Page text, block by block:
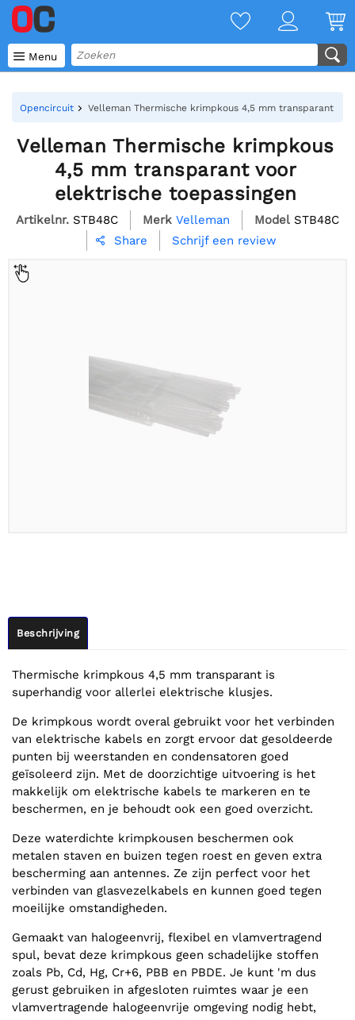
 Menu
Opencircuit Velleman Thermische krimpkous 4,5 mm transparant
Velleman Thermische krimpkous
4,5 mm transparant voor
elektrische toepassingen
Artikelnr. STB48C Merk Velleman Model STB48C
 Share Schrijf een review
Beschrijving
Thermische krimpkous 4,5 mm transparant is
superhandig voor allerlei elektrische klusjes.
De krimpkous wordt overal gebruikt voor het verbinden
van elektrische kabels en zorgt ervoor dat gesoldeerde
punten bij weerstanden en condensatoren goed
geïsoleerd zijn. Met de doorzichtige uitvoering is het
makkelijk om elektrische kabels te markeren en te
beschermen, en je behoudt ook een goed overzicht.
Deze waterdichte krimpkousen beschermen ook
metalen staven en buizen tegen roest en geven extra
bescherming aan antennes. Ze zijn perfect voor het
verbinden van glasvezelkabels en kunnen goed tegen
moeilijke omstandigheden.
Gemaakt van halogeenvrij, flexibel en vlamvertragend
spul, bevat deze krimpkous geen schadelijke stoffen
zoals Pb, Cd, Hg, Cr+6, PBB en PBDE. Je kunt 'm dus
gerust gebruiken in afgesloten ruimtes waar je een
vlamvertragende halogeenvrije omgeving nodig hebt,